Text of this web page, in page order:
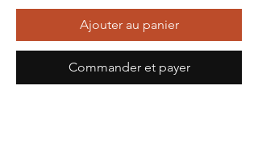
Ajouter au panier
Commander et payer